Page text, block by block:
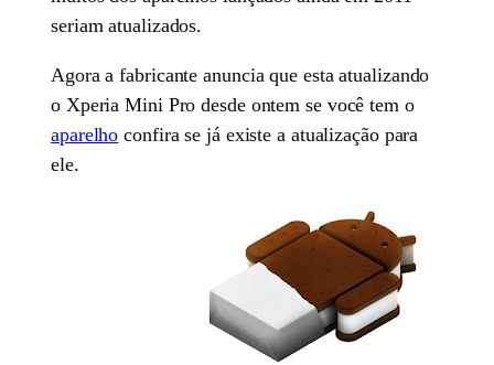
seriam atualizados.
Agora a fabricante anuncia que esta atualizando
o Xperia Mini Pro desde ontem se você tem o
aparelho confira se já existe a atualização para
ele.